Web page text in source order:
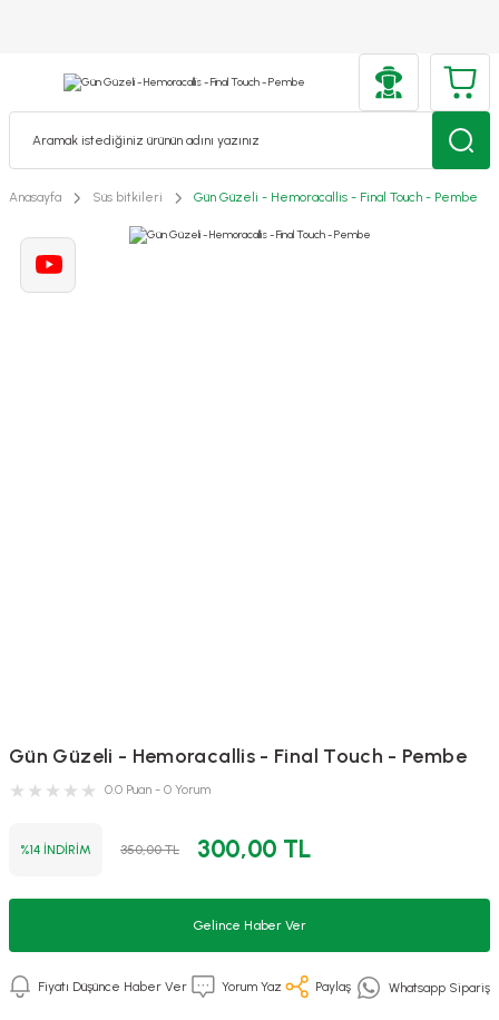
Anasayfa Süs bitkileri Gün Güzeli - Hemoracallis - Final Touch - Pembe
Gün Güzeli - Hemoracallis - Final Touch - Pembe
0.0 Puan - 0 Yorum
%14 İNDİRİM 350,00 TL 300,00 TL
Gelince Haber Ver
Fiyatı Düşünce Haber Ver Yorum Yaz Paylaş Whatsapp Sipariş